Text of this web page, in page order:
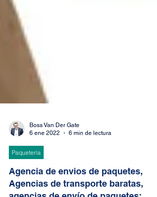
Boss Van Der Gate
6 ene 2022
Paquetería
Agencia de envios de paquetes,